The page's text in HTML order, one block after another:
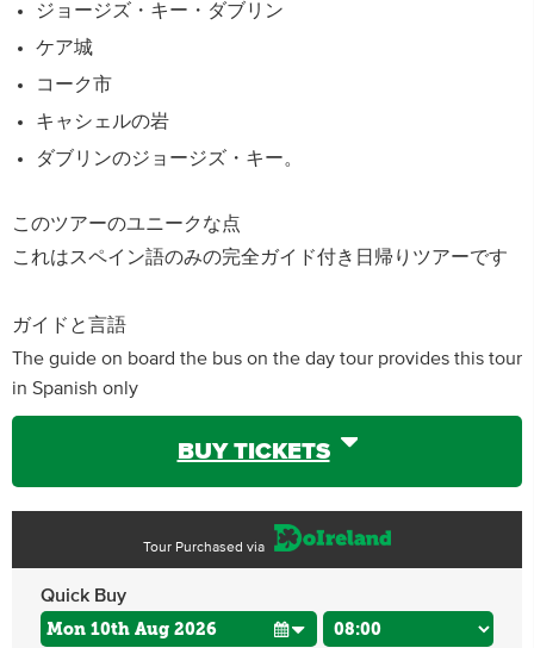
ジョージズ・キー・ダブリン
ケア城
コーク市
キャシェルの岩
ダブリンのジョージズ・キー。
このツアーのユニークな点
これはスペイン語のみの完全ガイド付き日帰りツアーです
ガイドと言語
The guide on board the bus on the day tour provides this tour
in Spanish only
BUY TICKETS
Tour Purchased via
Quick Buy